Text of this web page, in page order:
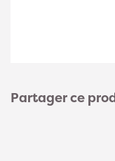
Partager ce